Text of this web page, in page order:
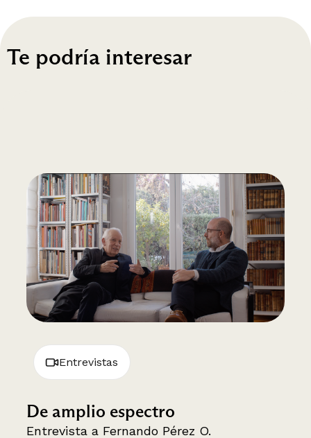
Te podría interesar
Entrevistas
De amplio espectro
Entrevista a Fernando Pérez O.